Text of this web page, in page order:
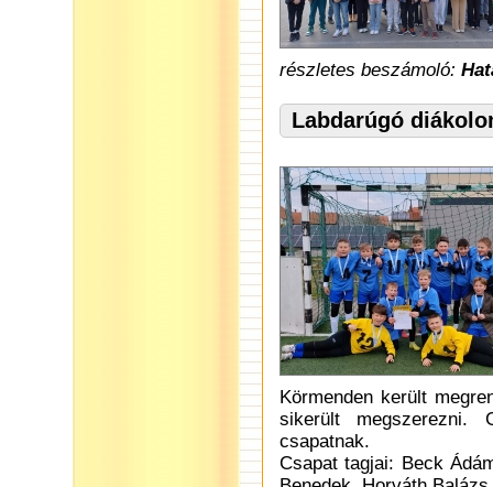
részletes beszámoló:
Labdarúgó
Körmenden került
sikerült
csapatnak.
Csapat tagjai: Beck